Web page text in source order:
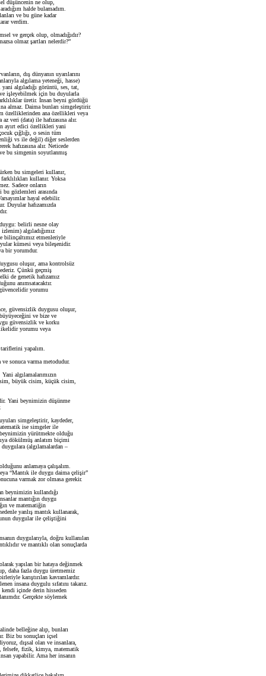
düşüncenin ne olup,
halde bulamadım.
ve bu güne kadar
verdim.
ve gerçek olup, olmadığıdır?
olmaz şartları nelerdir?”
dış dünyanın uyarılarını
algılama yeteneği, hasse)
algıladığı görüntü, ses, tat,
ve işleyebilmek için bu duyularla
üretir. İnsan beyni gördüğü
almaz. Daima bunları simgeleştirir.
özelliklerinden ana özellikleri veya
veri (data) ile hafızasına alır.
ayırt edici özellikleri yani
çığlığı, o sesin tüm
vs ile değil) diğer seslerden
hafızasına alır. Neticede
bu simgenin soyutlanmış
bu simgeleri kullanır,
kullanır. Yoksa
Sadece onların
gözlemleri arasında
hayal edebilir.
Duyular hafızamızda
belirli nesne olay
algıladığımız
bilinçaltımız etmenleriyle
kümesi veya bileşenidir.
bir yorumdur.
oluşur, ama kontrolsüz
Çünkü geçmiş
de genetik hafızamız
anımsatacaktır.
yorumu
güvensizlik duygusu oluşur,
ve bize ve
güvensizlik ve korku
yorumu veya
tariflerini yapalım.
sonuca varma metodudur.
algılamalarımızın
büyük cisim, küçük cisim,
Yani beynimizin düşünme
simgeleştirir, kaydeder,
ise simgeler ile
yürütmekte olduğu
dökülmüş anlatım biçimi
(algılamalardan –
anlamaya çalışalım.
“Mantık ile duygu daima çelişir”
varmak zor olmasa gerekir.
beynimizin kullandığı
mantığın duygu
ve matematiğin
yanlış mantık kullanarak,
duygular ile çeliştiğini
duygularıyla, doğru kullanılan
ve mantıklı olan sonuçlarda
yapılan bir hataya değinmek
daha fazla duygu üretmemiz
karıştırılan kavramlardır.
insana duygulu sıfatını takarız.
kendi içinde derin hisseden
Gerçekte söylemek
belleğine alıp, bunları
Biz bu sonuçları içsel
dışsal olan ve insanlara,
felsefe, fizik, kimya, matematik
yapabilir. Ama her insanın